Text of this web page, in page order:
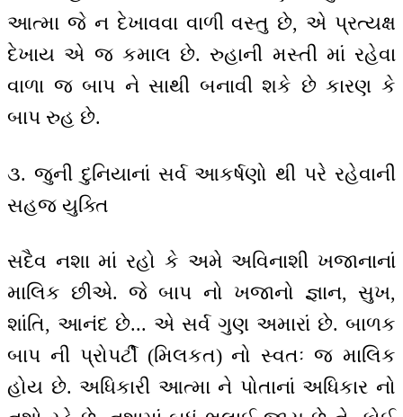
આત્મા જે ન દેખાવવા વાળી વસ્તુ છે, એ પ્રત્યક્ષ
દેખાય એ જ કમાલ છે. રુહાની મસ્તી માં રહેવા
વાળા જ બાપ ને સાથી બનાવી શકે છે કારણ કે
બાપ રુહ છે.
૩. જુની દુનિયાનાં સર્વ આકર્ષણો થી પરે રહેવાની
સહજ યુક્તિ
સદૈવ નશા માં રહો કે અમે અવિનાશી ખજાનાનાં
માલિક છીએ. જે બાપ નો ખજાનો જ્ઞાન, સુખ,
શાંતિ, આનંદ છે... એ સર્વ ગુણ અમારાં છે. બાળક
બાપ ની પ્રોપર્ટી (મિલકત) નો સ્વતઃ જ માલિક
હોય છે‌. અધિકારી આત્મા ને પોતાનાં અધિકાર નો